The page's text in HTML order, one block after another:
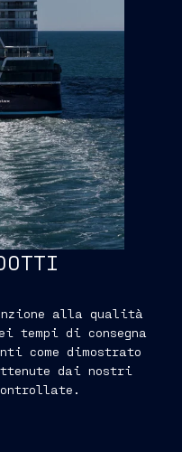
alla qualità
di consegna
come dimostrato
dai nostri